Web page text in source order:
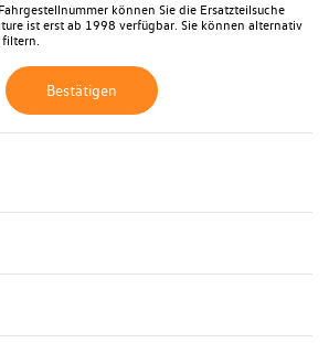
können Sie die Ersatzteilsuche
ist erst ab 1998 verfügbar. Sie können alternativ
filtern.
Bestätigen